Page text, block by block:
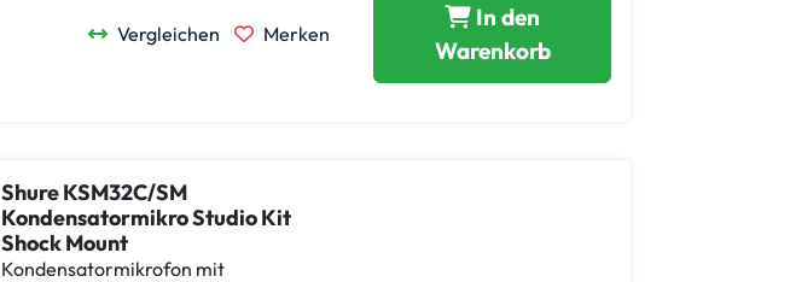
Vergleichen Merken
In den
Warenkorb
Shure KSM32C/SM
Kondensatormikro Studio Kit
Shock Mount
Kondensatormikrofon mit